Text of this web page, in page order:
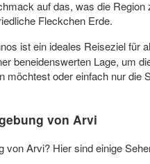
auf das, was die
Fleckchen Erde.
ist ein ideales Reiseziel für
beneidenswerten Lage, um
möchtest oder einfach nur
von Arvi
von Arvi? Hier sind einige